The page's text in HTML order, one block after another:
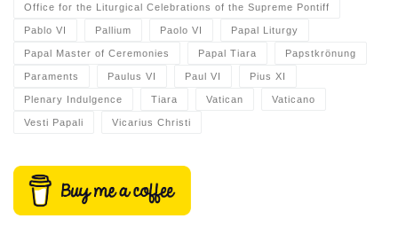
Office for the Liturgical Celebrations of the Supreme Pontiff
Pablo VI Pallium Paolo VI Papal Liturgy
Papal Master of Ceremonies Papal Tiara Papstkrönung
Paraments Paulus VI Paul VI Pius XI
Plenary Indulgence Tiara Vatican Vaticano
Vesti Papali Vicarius Christi